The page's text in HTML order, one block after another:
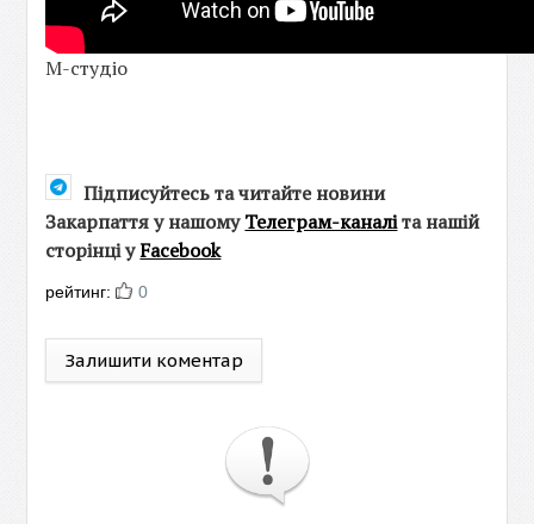
М-студіо
Підписуйтесь та читайте новини
Закарпаття у нашомуТелеграм-каналіта нашій
сторінці уFacebook
рейтинг: 0
Залишити коментар